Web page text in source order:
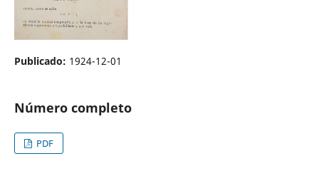
Publicado: 1924-12-01
Número completo
PDF